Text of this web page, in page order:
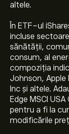
altele.
În ETF-ul
incluse
sănătății,
consum, al
compoziția
Johnson, Apple
Inc și altele.
Edge MSCI
pentru a fi la
modificările
Prețul actual
Maximul istoric
227.16‎$‎
Selectează